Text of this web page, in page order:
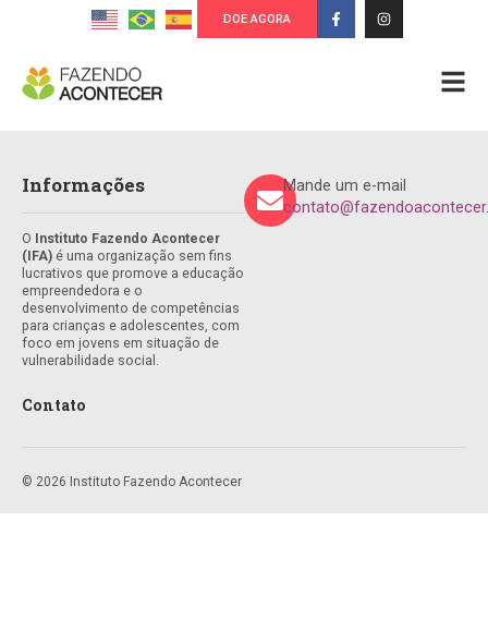
DOE AGORA
Informações
O Instituto Fazendo Acontecer
(IFA) é uma organização sem fins
lucrativos que promove a educação
empreendedora e o
desenvolvimento de competências
para crianças e adolescentes, com
foco em jovens em situação de
vulnerabilidade social.
Contato
Mande um e-mail
© 2026 Instituto Fazendo Acontecer